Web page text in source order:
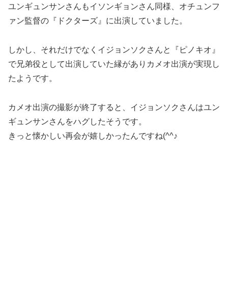
ユンギュンサンさんもイソンギョンさん同様、オチュンフ
ァン監督の『ドクターズ』に出演していました。
しかし、それだけでなくイジョンソクさんと『ピノキオ』
で兄弟役として出演していた縁がありカメオ出演が実現し
たようです。
カメオ出演の撮影が終了すると、イジョンソクさんはユン
ギュンサンさんをハグしたそうです。
きっと懐かしい再会が嬉しかったんですね(^^♪